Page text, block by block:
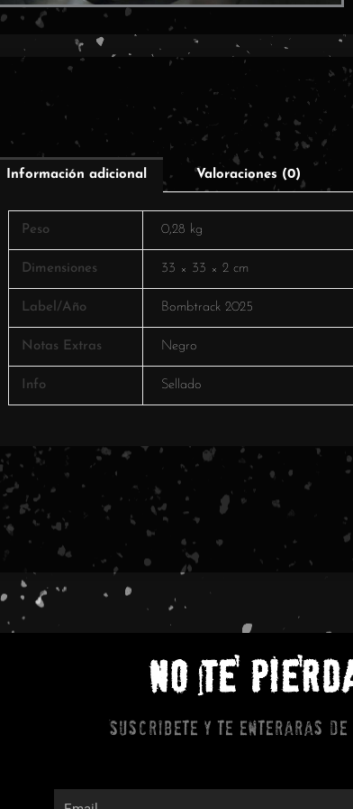
Información adicional Valoraciones (0)
Peso 0,28 kg
Dimensiones 33 × 33 × 2 cm
Label/Año Bombtrack 2025
Notas Extras Negro
Info Sellado
NO TE
Suscribete y te enteraras